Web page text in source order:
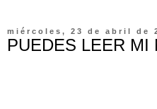
miércoles, 23 de abril de
PUEDES LEER MI